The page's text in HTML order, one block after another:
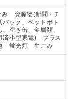
資源物(新聞・チ
ック、ペットボト
空き缶、金属類、
済小型家電) プラス
蛍光灯 生ごみ